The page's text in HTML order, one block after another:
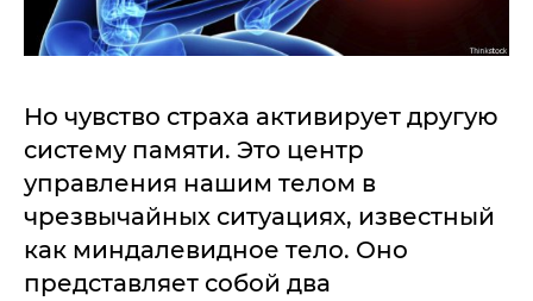
Но чувство страха активирует другую
систему памяти. Это центр
управления нашим телом в
чрезвычайных ситуациях, известный
как миндалевидное тело. Оно
представляет собой два